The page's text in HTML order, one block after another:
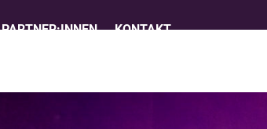
PARTNER:INNEN KONTAKT